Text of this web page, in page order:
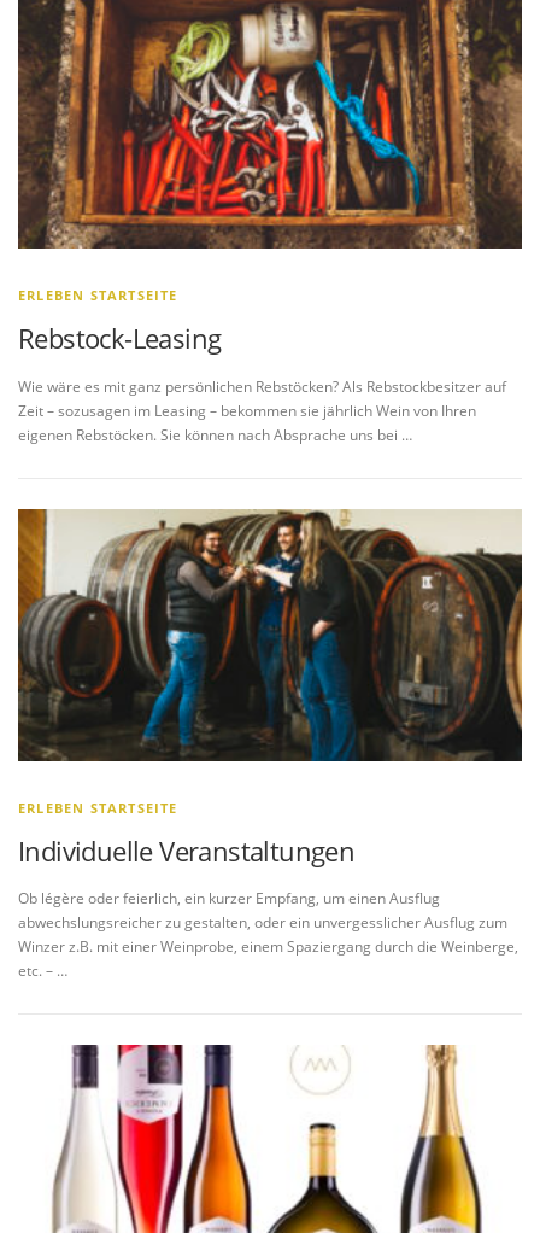
ERLEBEN STARTSEITE
Rebstock-Leasing
Wie wäre es mit ganz persönlichen Rebstöcken? Als Rebstockbesitzer auf
Zeit – sozusagen im Leasing – bekommen sie jährlich Wein von Ihren
eigenen Rebstöcken. Sie können nach Absprache uns bei …
ERLEBEN STARTSEITE
Individuelle Veranstaltungen
Ob légère oder feierlich, ein kurzer Empfang, um einen Ausflug
abwechslungsreicher zu gestalten, oder ein unvergesslicher Ausflug zum
Winzer z.B. mit einer Weinprobe, einem Spaziergang durch die Weinberge,
etc. – …